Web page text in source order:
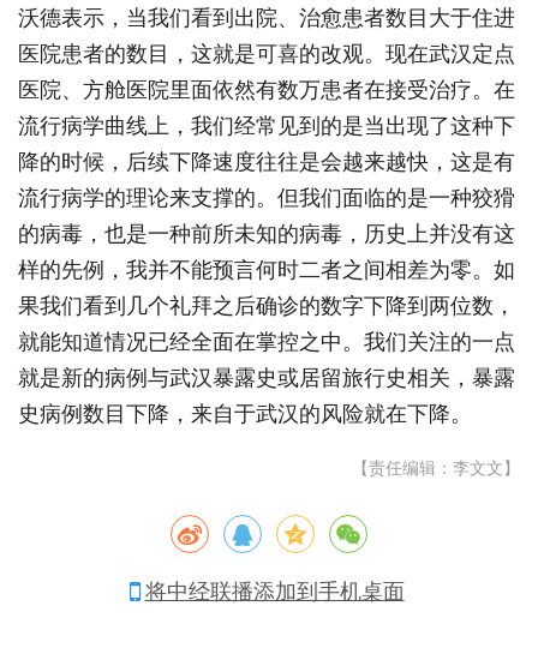
沃德表示，当我们看到出院、治愈患者数目大于住进
医院患者的数目，这就是可喜的改观。现在武汉定点
医院、方舱医院里面依然有数万患者在接受治疗。在
流行病学曲线上，我们经常见到的是当出现了这种下
降的时候，后续下降速度往往是会越来越快，这是有
流行病学的理论来支撑的。但我们面临的是一种狡猾
的病毒，也是一种前所未知的病毒，历史上并没有这
样的先例，我并不能预言何时二者之间相差为零。如
果我们看到几个礼拜之后确诊的数字下降到两位数，
就能知道情况已经全面在掌控之中。我们关注的一点
就是新的病例与武汉暴露史或居留旅行史相关，暴露
史病例数目下降，来自于武汉的风险就在下降。
【责任编辑：李文文】
将中经联播添加到手机桌面